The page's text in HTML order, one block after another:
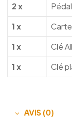
2 x
1 x
1 x
Clé
1 x
Clé
AVIS (0)